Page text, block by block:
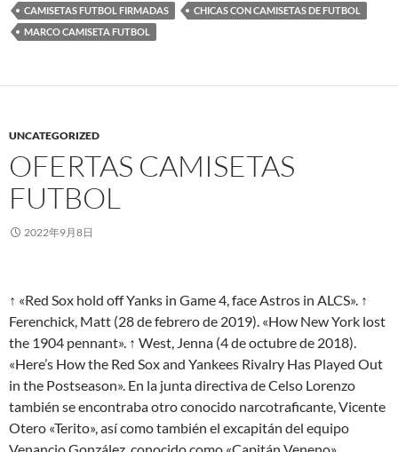
CAMISETAS FUTBOL FIRMADAS
CHICAS CON CAMISETAS DE FUTBOL
MARCO CAMISETA FUTBOL
UNCATEGORIZED
OFERTAS CAMISETAS
FUTBOL
2022年9月8日
↑ «Red Sox hold off Yanks in Game 4, face Astros in ALCS». ↑
Ferenchick, Matt (28 de febrero de 2019). «How New York lost
the 1904 pennant». ↑ West, Jenna (4 de octubre de 2018).
«Here’s How the Red Sox and Yankees Rivalry Has Played Out
in the Postseason». En la junta directiva de Celso Lorenzo
también se encontraba otro conocido narcotraficante, Vicente
Otero «Terito», así como también el excapitán del equipo